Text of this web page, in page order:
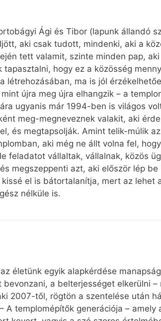
Ági és Tibor (lapunk állandó
aki csak tudott, mindenki, aki a
tett valamit, szinte minden pap,
tapasztalni, hogy ez a közösség
létrehozásában, ma is jól
újra meg újra elhangzik – a
ugyanis már 1994-ben is világos
meg-megneveznek valakit, aki
és megtapsolják. Amint telik-múlik
aki még ne állt volna fel,
feladatot vállaltak, vállalnak, közös
megszeppenti azt, aki először lép
el is bátortalanítja, mert az lehet
nélküle is.
életünk egyik alapkérdése
bevonzani, a belterjességet elkerülni
2007-től, rögtön a szentelése után
A templomépítők generációja –